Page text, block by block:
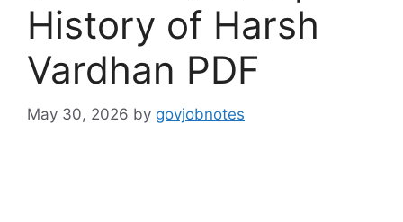
History of Harsh
Vardhan PDF
May 30, 2026 by govjobnotes